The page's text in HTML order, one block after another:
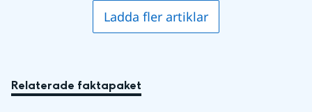
Ladda fler artiklar
Relaterade faktapaket